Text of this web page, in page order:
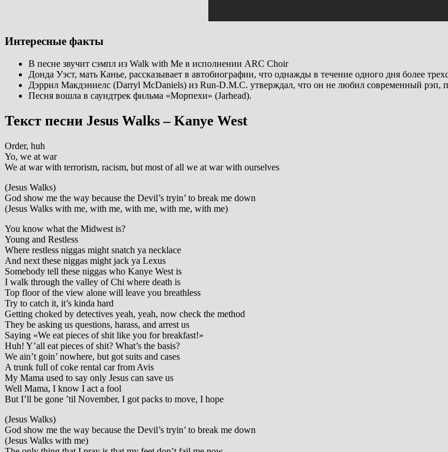
Интересные факты
В песне звучит сэмпл из Walk with Me в исполнении ARC Choir
Донда Уэст, мать Канье, рассказывает в автобиографии, что однажды в течение одного дня более
Дэррил Макдэниелс (Darryl McDaniels) из Run-D.M.C. утверждал, что он не любил современный рэп,
Песня вошла в саундтрек фильма «Морпехи» (Jarhead).
Текст песни Jesus Walks – Kanye West
Order, huh
Yo, we at war
We at war with terrorism, racism, but most of all we at war with ourselves
(Jesus Walks)
God show me the way because the Devil’s tryin’ to break me down
(Jesus Walks with me, with me, with me, with me, with me)
You know what the Midwest is?
Young and Restless
Where restless niggas might snatch ya necklace
And next these niggas might jack ya Lexus
Somebody tell these niggas who Kanye West is
I walk through the valley of Chi where death is
Top floor of the view alone will leave you breathless
Try to catch it, it’s kinda hard
Getting choked by detectives yeah, yeah, now check the method
They be asking us questions, harass, and arrest us
Saying «We eat pieces of shit like you for breakfast!»
Huh! Y’all eat pieces of shit? What’s the basis?
We ain’t goin’ nowhere, but got suits and cases
A trunk full of coke rental car from Avis
My Mama used to say only Jesus can save us
Well Mama, I know I act a fool
But I’ll be gone ’til November, I got packs to move, I hope
(Jesus Walks)
God show me the way because the Devil’s tryin’ to break me down
(Jesus Walks with me)